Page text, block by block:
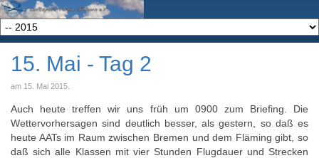
15. Mai - Tag 2
am 15. Mai 2015
Auch heute treffen wir uns früh um 0900 zum Briefing. Die
Wettervorhersagen sind deutlich besser, als gestern, so daß es
heute AATs im Raum zwischen Bremen und dem Fläming gibt, so
daß sich alle Klassen mit vier Stunden Flugdauer und Strecken